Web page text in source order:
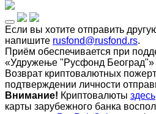
Если вы хотите отправить
напишите rusfond@rusfond.rs.
Приём обеспечивается при
«Удружење "Русфонд
Возврат криптовалютных
подтверждении личности
Внимание! Криптовалюты здесь
карты зарубежного банка